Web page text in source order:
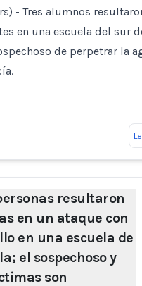
- Tres alumnos
en una escuela del sur
de perpetrar la
resultaron
en un ataque con
en una escuela de
el sospechoso y
son